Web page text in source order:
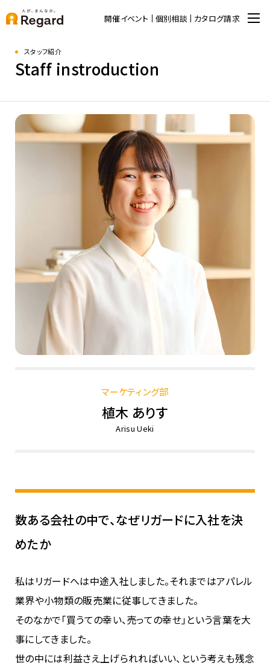
開催イベント 個別相談 カタログ請求
スタッフ紹介
Staff instroduction
マーケティング部
植木 ありす
Arisu Ueki
数ある会社の中で、なぜリガードに入社を決
めたか
私はリガードへは中途入社しました。それまではアパレル
業界や小物類の販売業に従事してきました。
そのなかで「買うての幸い、売っての幸せ」という言葉を大
事にしてきました。
世の中には利益さえ上げられればいい、という考えも残念